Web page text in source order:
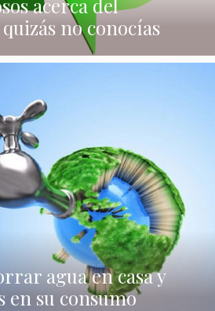
acerca del
no conocías
agua en casa y
en su consumo